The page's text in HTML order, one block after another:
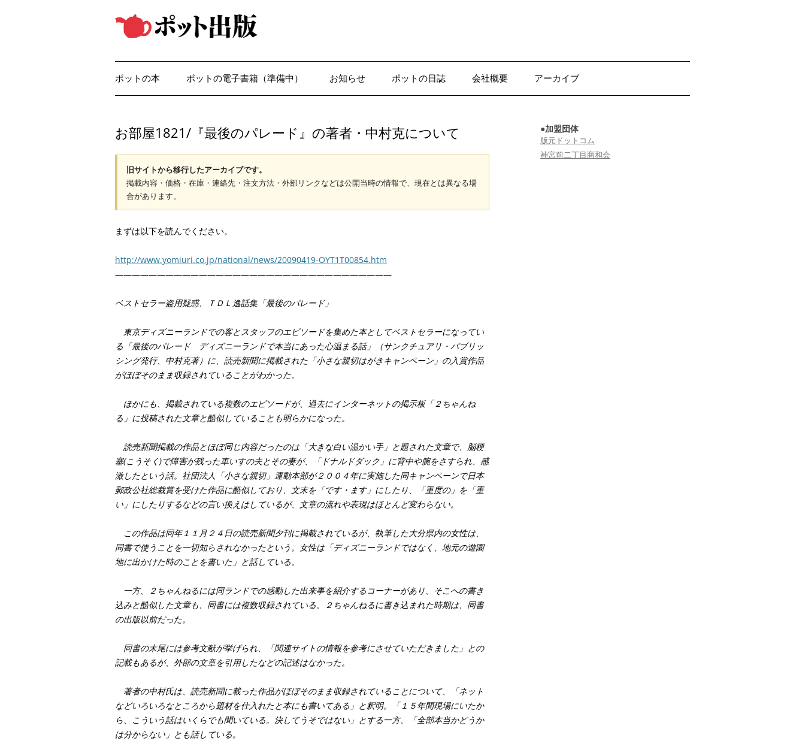
テ
キ
プ
ポットの本 ポットの電子書籍（準備中） お知らせ ポットの日誌 会社概要 アーカイブ
お部屋1821/『最後のパレード』の著者・中村克について
旧サイトから移行したアーカイブです。
掲載内容・価格・在庫・連絡先・注文方法・外部リンクなどは公開当時の情報で、現在とは異なる場
合があります。
まずは以下を読んでください。
http://www.yomiuri.co.jp/national/news/20090419-OYT1T00854.htm
—————————————————————————————————
ベストセラー盗用疑惑、ＴＤＬ逸話集「最後のパレード」
東京ディズニーランドでの客とスタッフのエピソードを集めた本としてベストセラーになってい
る「最後のパレード ディズニーランドで本当にあった心温まる話」（サンクチュアリ・パブリッ
シング発行、中村克著）に、読売新聞に掲載された「小さな親切はがきキャンペーン」の入賞作品
がほぼそのまま収録されていることがわかった。
ほかにも、掲載されている複数のエピソードが、過去にインターネットの掲示板「２ちゃんね
る」に投稿された文章と酷似していることも明らかになった。
読売新聞掲載の作品とほぼ同じ内容だったのは「大きな白い温かい手」と題された文章で、脳梗
塞(こうそく)で障害が残った車いすの夫とその妻が、「ドナルドダック」に背中や腕をさすられ、感
激したという話。社団法人「小さな親切」運動本部が２００４年に実施した同キャンペーンで日本
郵政公社総裁賞を受けた作品に酷似しており、文末を「です・ます」にしたり、「重度の」を「重
い」にしたりするなどの言い換えはしているが、文章の流れや表現はほとんど変わらない。
この作品は同年１１月２４日の読売新聞夕刊に掲載されているが、執筆した大分県内の女性は、
同書で使うことを一切知らされなかったという。女性は「ディズニーランドではなく、地元の遊園
地に出かけた時のことを書いた」と話している。
一方、２ちゃんねるには同ランドでの感動した出来事を紹介するコーナーがあり、そこへの書き
込みと酷似した文章も、同書には複数収録されている。２ちゃんねるに書き込まれた時期は、同書
の出版以前だった。
同書の末尾には参考文献が挙げられ、「関連サイトの情報を参考にさせていただきました」との
記載もあるが、外部の文章を引用したなどの記述はなかった。
著者の中村氏は、読売新聞に載った作品がほぼそのまま収録されていることについて、「ネット
などいろいろなところから題材を仕入れたと本にも書いてある」と釈明。「１５年間現場にいたか
ら、こういう話はいくらでも聞いている。決してうそではない」とする一方、「全部本当かどうか
は分からない」とも話している。
●加盟団体
版元ドットコム
神宮前二丁目商和会